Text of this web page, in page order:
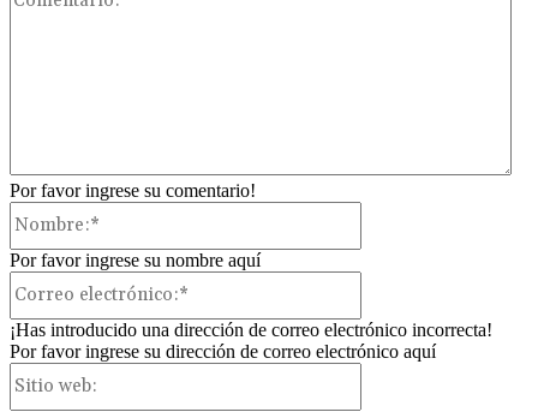
Por favor ingrese su comentario!
Por favor ingrese su nombre aquí
¡Has introducido una dirección de correo electrónico incorrecta!
Por favor ingrese su dirección de correo electrónico aquí